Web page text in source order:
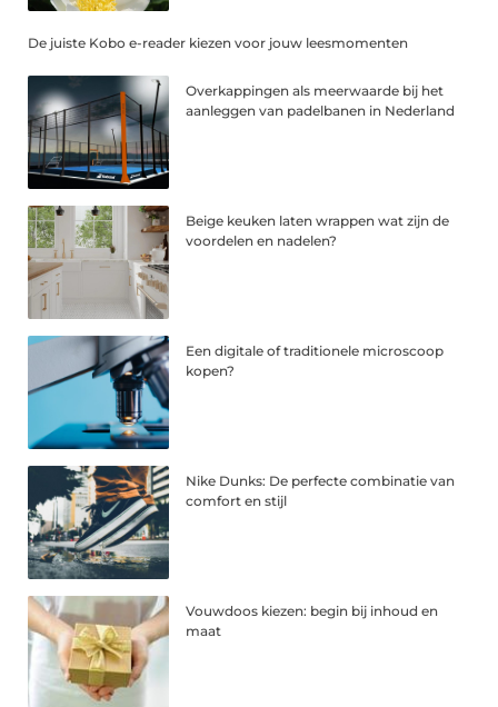
De juiste Kobo e-reader kiezen voor jouw leesmomenten
Overkappingen als meerwaarde bij het
aanleggen van padelbanen in Nederland
Beige keuken laten wrappen wat zijn de
voordelen en nadelen?
Een digitale of traditionele microscoop
kopen?
Nike Dunks: De perfecte combinatie van
comfort en stijl
Vouwdoos kiezen: begin bij inhoud en
maat